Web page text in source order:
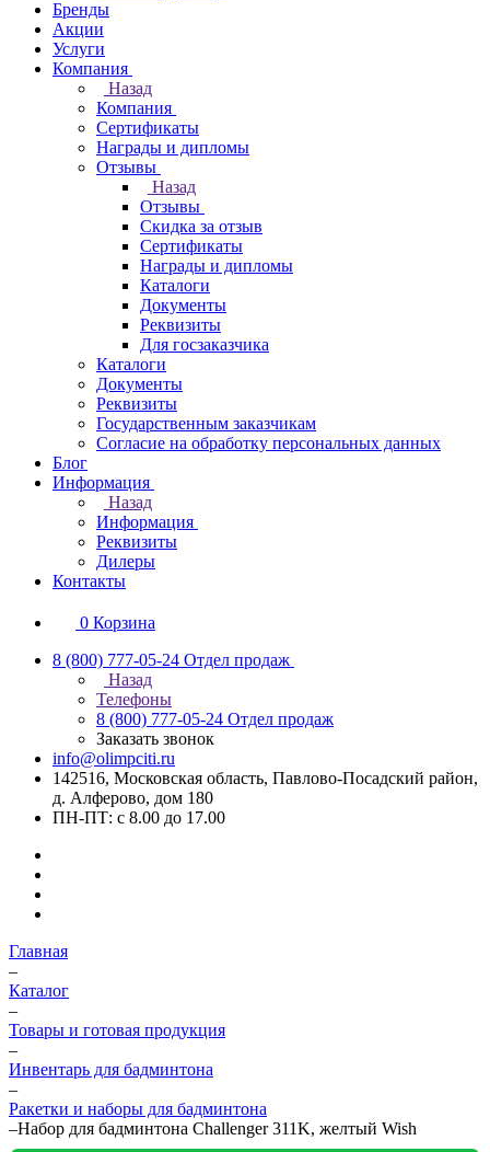
Бренды
Акции
Услуги
Компания
Назад
Компания
Сертификаты
Награды и дипломы
Отзывы
Назад
Отзывы
Скидка за отзыв
Сертификаты
Награды и дипломы
Каталоги
Документы
Реквизиты
Для госзаказчика
Каталоги
Документы
Реквизиты
Государственным заказчикам
Согласие на обработку персональных данных
Блог
Информация
Назад
Информация
Реквизиты
Дилеры
Контакты
0 Корзина
8 (800) 777-05-24 Отдел продаж
Назад
Телефоны
8 (800) 777-05-24 Отдел продаж
Заказать звонок
info@olimpciti.ru
142516, Московская область, Павлово-Посадский район,
д. Алферово, дом 180
ПН-ПТ: с 8.00 до 17.00
Главная
–
Каталог
–
Товары и готовая продукция
–
Инвентарь для бадминтона
–
Ракетки и наборы для бадминтона
–Набор для бадминтона Challenger 311K, желтый Wish